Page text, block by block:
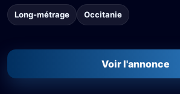
Long-métrage Occitanie
Voir l'annonce